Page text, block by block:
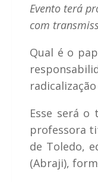
Evento terá
com
Qual é o
Esse será o
professora
de Toledo,
(Abraji),